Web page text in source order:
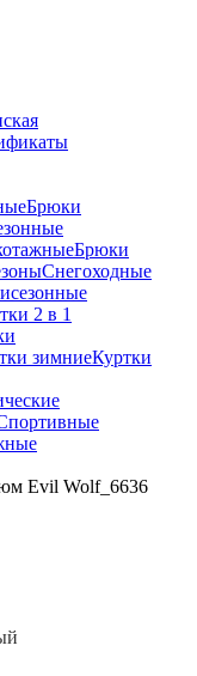
Брюки
Брюки
Снегоходные
2 в 1
зимниеКуртки
Evil Wolf_6636